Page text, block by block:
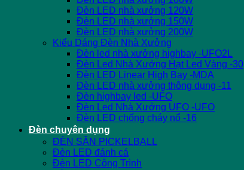
Đèn LED nhà xưởng 120W
Đèn LED nhà xưởng 150W
Đèn LED nhà xưởng 200W
Kiểu Dáng Đèn Nhà Xưởng
Đèn led nhà xưởng highbay -UFO2L
Đèn Led Nhà Xưởng Hạt Led Vàng -30
Đèn LED Linear High Bay -MDA
Đèn LED nhà xưởng thông dụng -11
Đèn highbay led -UFO
Đèn Led Nhà Xưởng UFO -UFO
Đèn LED chống cháy nổ -16
Đèn chuyên dụng
ĐÈN SÂN PICKELBALL
Đèn LED đánh cá
Đèn LED Công Trình